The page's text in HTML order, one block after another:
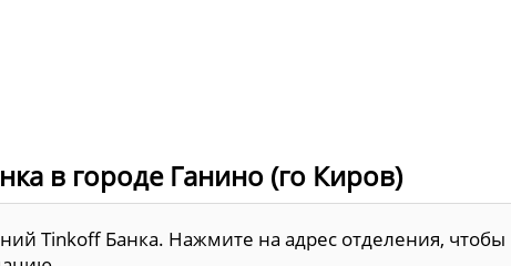
в городе Ганино (го Киров)
Tinkoff Банка. Нажмите на адрес отделения, чтобы